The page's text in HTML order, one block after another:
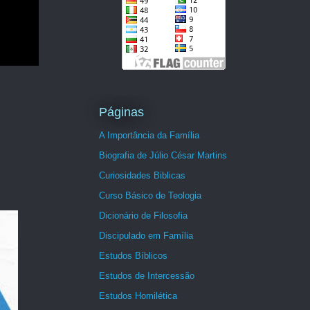
Páginas
A Importância da Família
Biografia de Júlio César Martins
Curiosidades Biblicas
Curso Básico de Teologia
Dicionário de Filosofia
Discipulado em Família
Estudos Bíblicos
Estudos de Intercessão
Estudos Homilética